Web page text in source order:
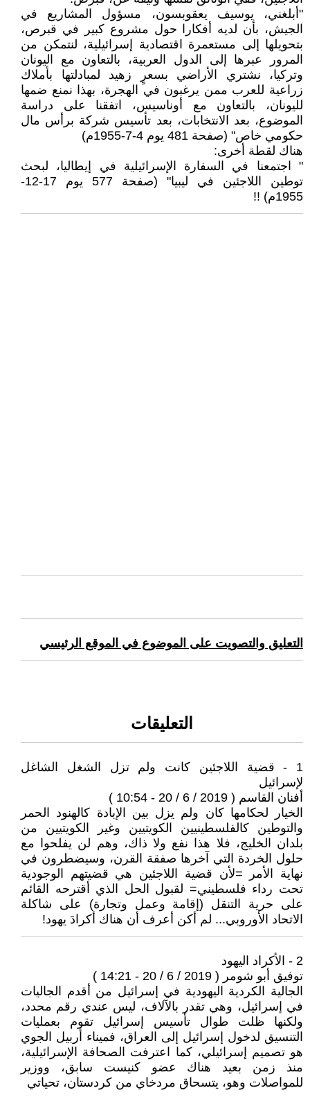
"أبلغني، يوسيف يعقوبسون، مسؤول المشاريع في
الجيش، بأن لديه أفكارا حول مشروع كبير في قبرص،
بتحويلها إلى مستعمرة اقتصادية إسرائيلية، لنتمكن من
المرور عبرها إلى الدول العربية، بالتعاون مع اليونان
وتركيا، نشتري الأراضي بسعرٍ زهيد لمبادلتها بأملاك
زراعية للعرب ممن يرغبون في الهجرة، بهذا نمنع ضمها
لليونان، بالتعاون مع أوناسيس، اتفقنا على دراسة
الموضوع، بعد الانتخابات، بعد تأسيس شركة برأس مال
حكومي خاص" (صفحة 481 يوم 4-7-1955م)
هناك لقطة أخرى:
" اجتمعنا في السفارة الإسرائيلية في إيطاليا، لبحث
توطين اللاجئين في ليبيا" (صفحة 577 يوم 17-12-
1955م) !!
التعليق والتصويت على الموضوع في الموقع الرئيسي
التعليقات
1 - قضية اللاجئين كانت ولم تزل الشغل الشاغل
لإسرائيل
أفنان القاسم ( 2019 / 6 / 20 - 10:54 )
الخيار لحكامها كان ولم يزل بين الإبادة كالهنود الحمر
والتوطين كالفلسطينيين الكويتيين وغير الكويتيين من
بلدان الخليج، فلا هذا نفع ولا ذاك، وهم لن يفلحوا مع
حلول الخردة التي آخرها صفقة القرن، وسيضطرون في
نهاية الأمر =لأن قضية اللاجئين هي قضيتهم الوجودية
تحت رداء فلسطيني= لقبول الحل الذي أقترحه القائم
على حرية التنقل (إقامة وعمل وتجارة) على شاكلة
الاتحاد الأوروبي... لم أكن أعرف أن هناك أكرادَ يهود!
2 - الأكراد اليهود
توفيق أبو شومر ( 2019 / 6 / 20 - 14:21 )
الجالية الكردية اليهودية في إسرائيل من أقدم الجاليات
في إسرائيل، وهي تقدر بالآلاف، ليس عندي رقم محدد،
ولكنها ظلت طوال تأسيس إسرائيل تقوم بعمليات
التنسيق لدخول إسرائيل إلى العراق، فميناء أربيل الجوي
هو تصميم إسرائيلي، كما اعترفت الصحافة الإسرائيلية،
منذ زمن بعيد هناك عضو كنيست سابق، ووزير
للمواصلات وهو، يتسحاق مردخاي من كردستان، تحياتي